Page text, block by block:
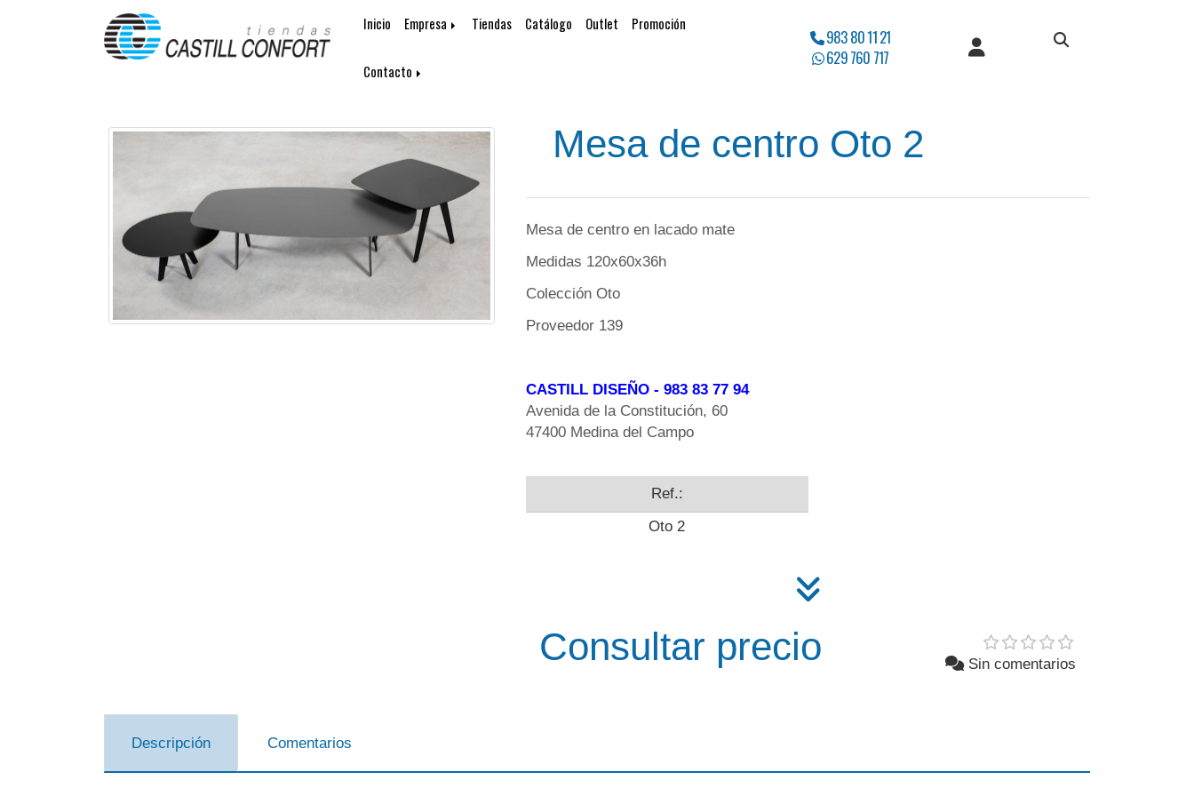
Inicio Empresa Tiendas Catálogo Outlet Promoción
Contacto
983 80 11 21
629 760 717
Mesa de centro Oto 2
Mesa de centro en lacado mate
Medidas 120x60x36h
Colección Oto
Proveedor 139
CASTILL DISEÑO - 983 83 77 94
Avenida de la Constitución, 60
47400 Medina del Campo
Ref.:
Oto 2
Consultar precio Sin comentarios
Descripción Comentarios